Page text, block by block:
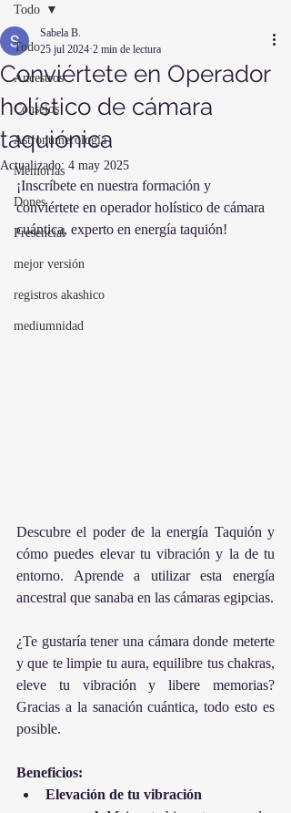
Todo
Ancestros
Consejos
Astronumerología
Memorias
Dones
Presencial
mejor versión
registros akashico
mediumnidad
Todo
Conviértete en Operador
holístico de cámara
taquiónica
Sabela B.
25 jul 2024 2 min de lectura
Actualizado: 4 may 2025
¡Inscríbete en nuestra formación y
conviértete en operador holístico de cámara
cuántica, experto en energía taquión!
Descubre el poder de la energía Taquión y
cómo puedes elevar tu vibración y la de tu
entorno. Aprende a utilizar esta energía
¿Te gustaría tener una cámara donde meterte
y que te limpie tu aura, equilibre tus chakras,
eleve tu vibración y libere memorias?
Gracias a la sanación cuántica, todo esto es
posible.
Beneficios:
Elevación de tu vibración